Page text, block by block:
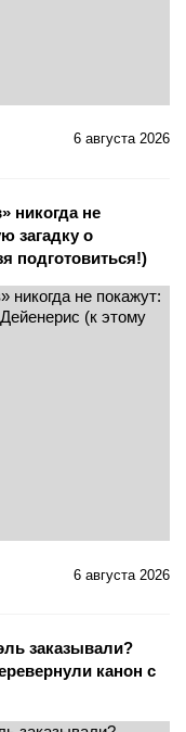
6 августа 2026
никогда не
загадку о
подготовиться!)
6 августа 2026
заказывали?
канон с